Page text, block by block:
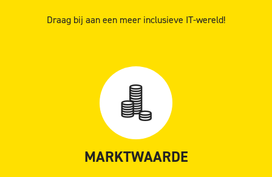
Draag bij aan een meer inclusieve IT-wereld!
MARKTWAARDE